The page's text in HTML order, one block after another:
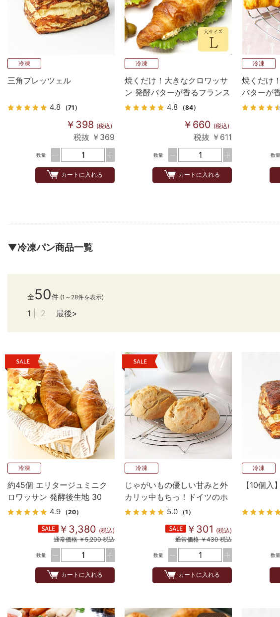
冷凍
三角プレッツェル
4.8 （71）
￥398 (税込)
税抜 ￥369
数量
カートに入れる
冷凍
焼くだけ！大きなクロワッサ
ン 発酵バターが香るフランス
産 Bake up生地 4個入り
4.8 （84）
￥660 (税込)
税抜 ￥611
数量
カートに入れる
冷凍
焼くだけ
バターが
Bake up
数量
▼冷凍パン商品一覧
全50件 (1～28件を表示)
1 2 最後
冷凍
約45個 エリタージュミニク
ロワッサン 発酵後生地 30
4.9 （20）
￥3,380 (税込)
通常価格 ￥5,200 税込
数量
カートに入れる
冷凍
じゃがいもの優しい甘みと外
カリッ中もちっ！ドイツのホ
ワイトロール5.0 （1）
￥301 (税込)
通常価格 ￥430 税込
数量
カートに入れる
冷凍
【10個入
数量